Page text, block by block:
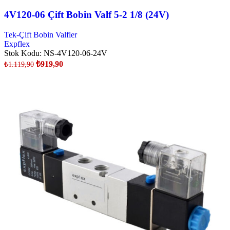
4V120-06 Çift Bobin Valf 5-2 1/8 (24V)
Tek-Çift Bobin Valfler
Expflex
Stok Kodu: NS-4V120-06-24V
₺1.119,90 ₺919,90